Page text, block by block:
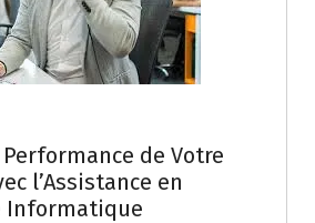
de Votre
l’Assistance en
Informatique